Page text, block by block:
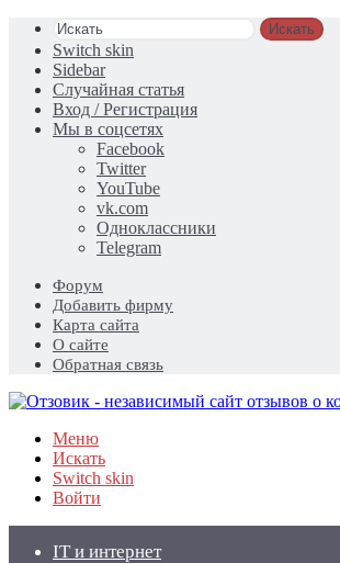
Искать
Switch skin
Sidebar
Случайная статья
Вход / Регистрация
Мы в соцсетях
Facebook
Twitter
YouTube
vk.com
Одноклассники
Telegram
Форум
Добавить фирму
Карта сайта
О сайте
Обратная связь
Меню
Искать
Switch skin
Войти
IT и интернет